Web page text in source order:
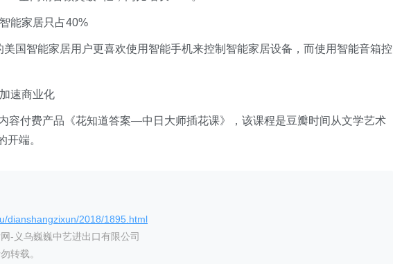
能家居只占40%
国智能家居用户更喜欢使用智能手机来控制智能家居设备，而使用智能音箱控
速商业化
容付费产品《花知道答案—中日大师插花课》，该课程是豆瓣时间从文学艺术
开端。
dianshangzixun/2018/1895.html
-义乌巍巍中艺进出口有限公司
转载。